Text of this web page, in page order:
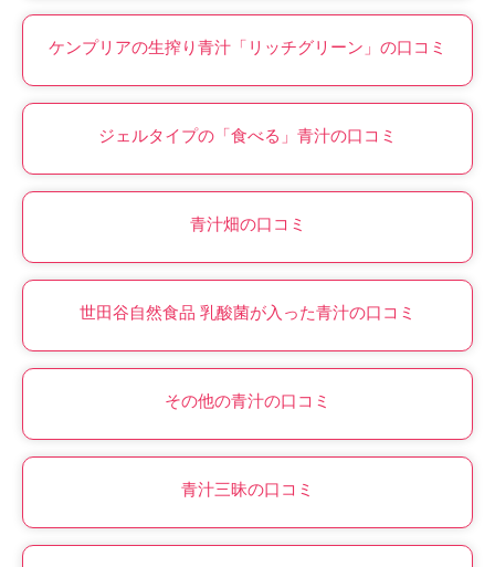
ケンプリアの生搾り青汁「リッチグリーン」の口コミ
ジェルタイプの「食べる」青汁の口コミ
青汁畑の口コミ
世田谷自然食品 乳酸菌が入った青汁の口コミ
その他の青汁の口コミ
青汁三昧の口コミ